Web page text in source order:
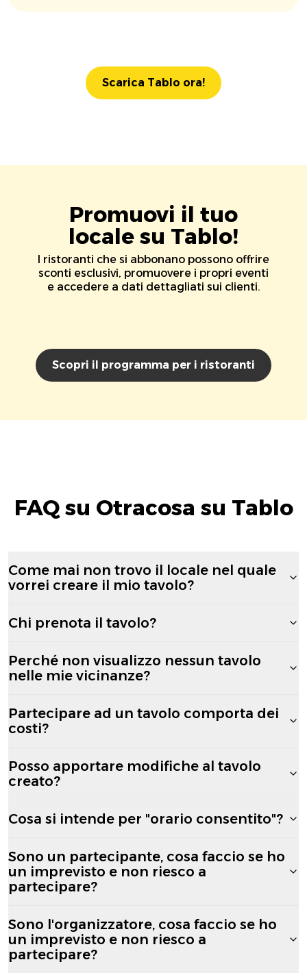
Scarica Tablo ora!
Promuovi il tuo
locale su Tablo!
I ristoranti che si abbonano possono offrire
sconti esclusivi, promuovere i propri eventi
e accedere a dati dettagliati sui clienti.
Scopri il programma per i ristoranti
FAQ su Otracosa su Tablo
Come mai non trovo il locale nel quale
vorrei creare il mio tavolo?
Chi prenota il tavolo?
Perché non visualizzo nessun tavolo
nelle mie vicinanze?
Partecipare ad un tavolo comporta dei
costi?
Posso apportare modifiche al tavolo
creato?
Cosa si intende per "orario consentito"?
Sono un partecipante, cosa faccio se ho
un imprevisto e non riesco a
partecipare?
Sono l'organizzatore, cosa faccio se ho
un imprevisto e non riesco a
partecipare?